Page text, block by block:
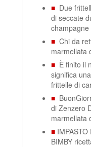
■ Due
di seccate
■ Chi da
marmellata
■ È finito il
significa
frittelle di
■
di Zenzero
marmellata
■
BIMBY